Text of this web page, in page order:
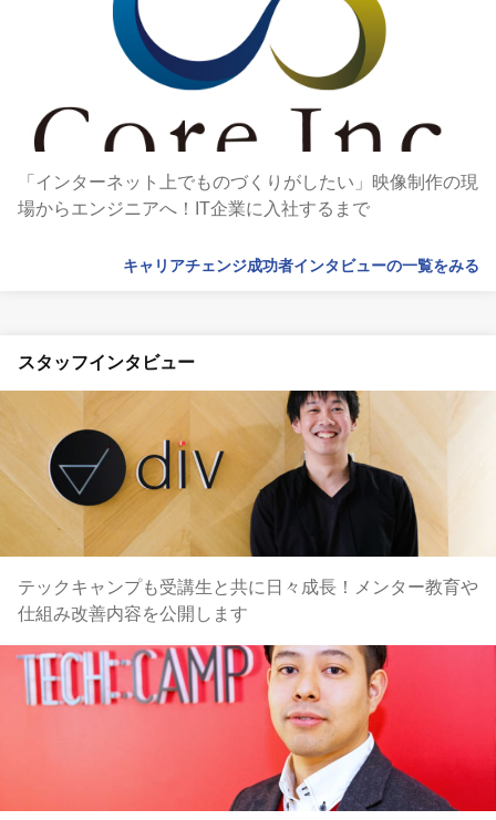
「インターネット上でものづくりがしたい」映像制作の現
場からエンジニアへ！IT企業に入社するまで
キャリアチェンジ成功者インタビューの一覧をみる
スタッフインタビュー
テックキャンプも受講生と共に日々成長！メンター教育や
仕組み改善内容を公開します